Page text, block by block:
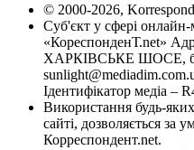
© 2000-2026,
Суб'єкт у сфері
«КореспонденТ.net»
ХАРКІВСЬКЕ ШОСЕ,
Ідентифікатор медіа –
Використання будь-
сайті, дозволяється за
Корреспондент.net.